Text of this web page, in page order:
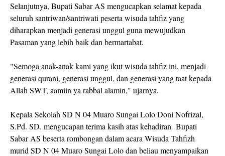
Selanjutnya, Bupati Sabar AS mengucapkan selamat kepada
seluruh santriwan/santriwati peserta wisuda tahfiz yang
diharapkan menjadi generasi unggul guna mewujudkan
Pasaman yang lebih baik dan bermartabat.
"Semoga anak-anak kami yang ikut wisuda tahfiz ini, menjadi
generasi qurani, generasi unggul, dan generasi yang taat kepada
Allah SWT, aamiin ya rabbal alamin," ujarnya.
Kepala Sekolah SD N 04 Muaro Sungai Lolo Doni Nofrizal,
S.Pd. SD. mengucapan terima kasih atas kehadiran Bupati
Sabar AS beserta rombongan dalam acara Wisuda Tahfizh
murid SD N 04 Muaro Sungai Lolo dan beliau menyampaikan